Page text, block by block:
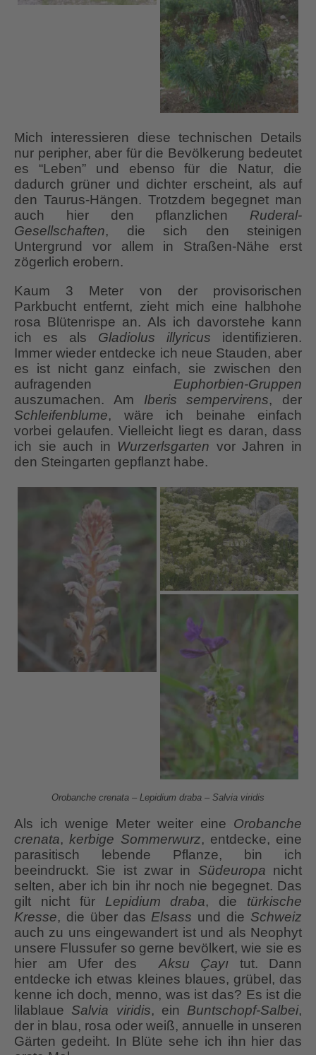
Mich interessieren diese technischen Details
nur peripher, aber für die Bevölkerung bedeutet
es “Leben” und ebenso für die Natur, die
dadurch grüner und dichter erscheint, als auf
den Taurus-Hängen. Trotzdem begegnet man
auch hier den pflanzlichen Ruderal-
Gesellschaften, die sich den steinigen
Untergrund vor allem in Straßen-Nähe erst
zögerlich erobern.
Kaum 3 Meter von der provisorischen
Parkbucht entfernt, zieht mich eine halbhohe
rosa Blütenrispe an. Als ich davorstehe kann
ich es als Gladiolus illyricus identifizieren.
Immer wieder entdecke ich neue Stauden, aber
es ist nicht ganz einfach, sie zwischen den
aufragenden Euphorbien-Gruppen
auszumachen. Am Iberis sempervirens, der
Schleifenblume, wäre ich beinahe einfach
vorbei gelaufen. Vielleicht liegt es daran, dass
ich sie auch in Wurzerlsgarten vor Jahren in
den Steingarten gepflanzt habe.
Orobanche crenata – Lepidium draba – Salvia viridis
Als ich wenige Meter weiter eine Orobanche
crenata,kerbige Sommerwurz, entdecke, eine
parasitisch lebende Pflanze, bin ich
beeindruckt. Sie ist zwar in Südeuropa nicht
selten, aber ich bin ihr noch nie begegnet. Das
gilt nicht für Lepidium draba, die türkische
Kresse, die über das Elsass und die Schweiz
auch zu uns eingewandert ist und als Neophyt
unsere Flussufer so gerne bevölkert, wie sie es
hier am Ufer des
Aksu Çayı tut. Dann
entdecke ich etwas kleines blaues, grübel, das
kenne ich doch, menno, was ist das? Es ist die
lilablaue Salvia viridis, ein Buntschopf-Salbei,
der in blau, rosa oder weiß, annuelle in unseren
Gärten gedeiht. In Blüte sehe ich ihn hier das